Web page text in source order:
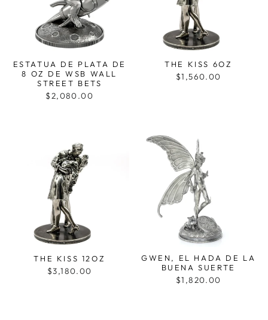
ESTATUA DE PLATA DE
8 OZ DE WSB WALL
STREET BETS
$2,080.00
THE KISS 6OZ
$1,560.00
THE KISS 12OZ
$3,180.00
GWEN, EL HADA DE LA
BUENA SUERTE
$1,820.00